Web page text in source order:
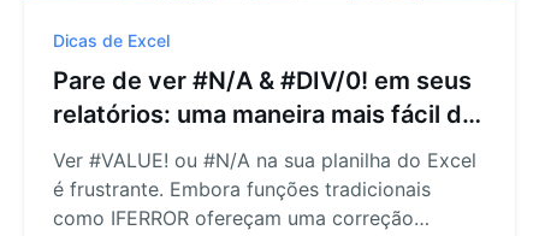
Dicas de Excel
Pare de ver #N/A & #DIV/0! em seus
relatórios: uma maneira mais fácil de
tratar erros do Excel
Ver #VALUE! ou #N/A na sua planilha do Excel
é frustrante. Embora funções tradicionais
como IFERROR ofereçam uma correção